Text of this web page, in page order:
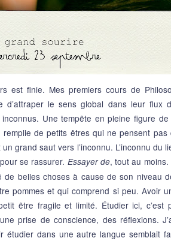
est finie. Mes premiers cours de
d’attraper le sens global dans leur flux
Une tempête en pleine figure de
de petits êtres qui ne pensent
grand saut vers l’inconnu. L’inconnu du
se rassurer. Essayer de, tout au moins.
de belles choses à cause de son niveau
pommes et qui comprend si peu. Avoir
être fragile et limité. Étudier ici, c’est
prise de conscience, des réflexions.
étudier dans une autre langue semblait